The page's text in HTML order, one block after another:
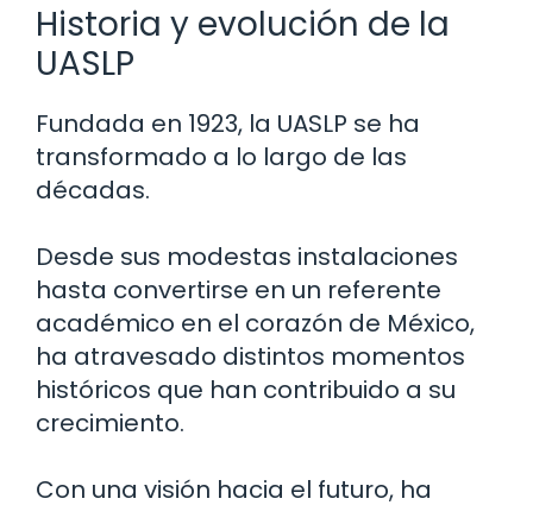
Historia y evolución de la
UASLP
Fundada en 1923, la UASLP se ha
transformado a lo largo de las
décadas.
Desde sus modestas instalaciones
hasta convertirse en un referente
académico en el corazón de México,
ha atravesado distintos momentos
históricos que han contribuido a su
crecimiento.
Con una visión hacia el futuro, ha